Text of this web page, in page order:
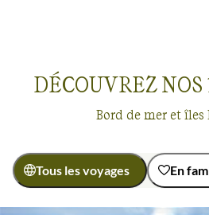
DÉCOUVREZ NOS
Bord de mer et îles
Tous les voyages En